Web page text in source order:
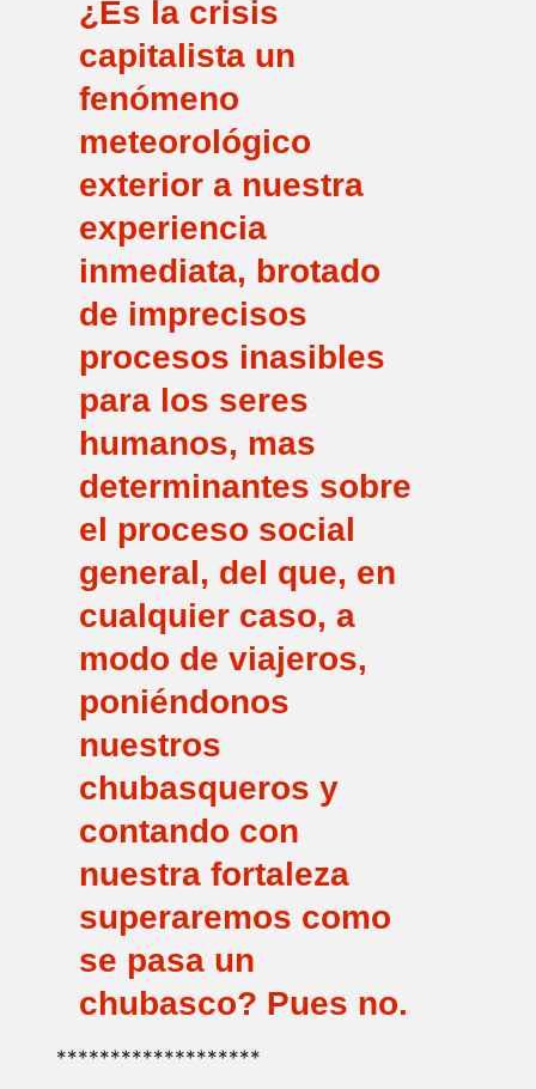
¿Es la crisis
capitalista un
fenómeno
meteorológico
exterior a nuestra
experiencia
inmediata, brotado
de imprecisos
procesos inasibles
para los seres
humanos, mas
determinantes sobre
el proceso social
general, del que, en
cualquier caso, a
modo de viajeros,
poniéndonos
nuestros
chubasqueros y
contando con
nuestra fortaleza
superaremos como
se pasa un
chubasco? Pues no.
*******************